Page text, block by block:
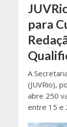
para
A
(JUVRio),
abre 250
entre 15 e